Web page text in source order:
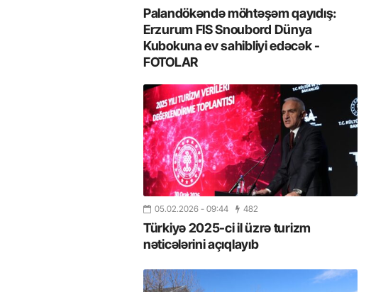
Palandökəndə möhtəşəm qayıdış:
Erzurum FIS Snoubord Dünya
Kubokuna ev sahibliyi edəcək -
FOTOLAR
05.02.2026 - 09:44 482
Türkiyə 2025-ci il üzrə turizm
nəticələrini açıqlayıb